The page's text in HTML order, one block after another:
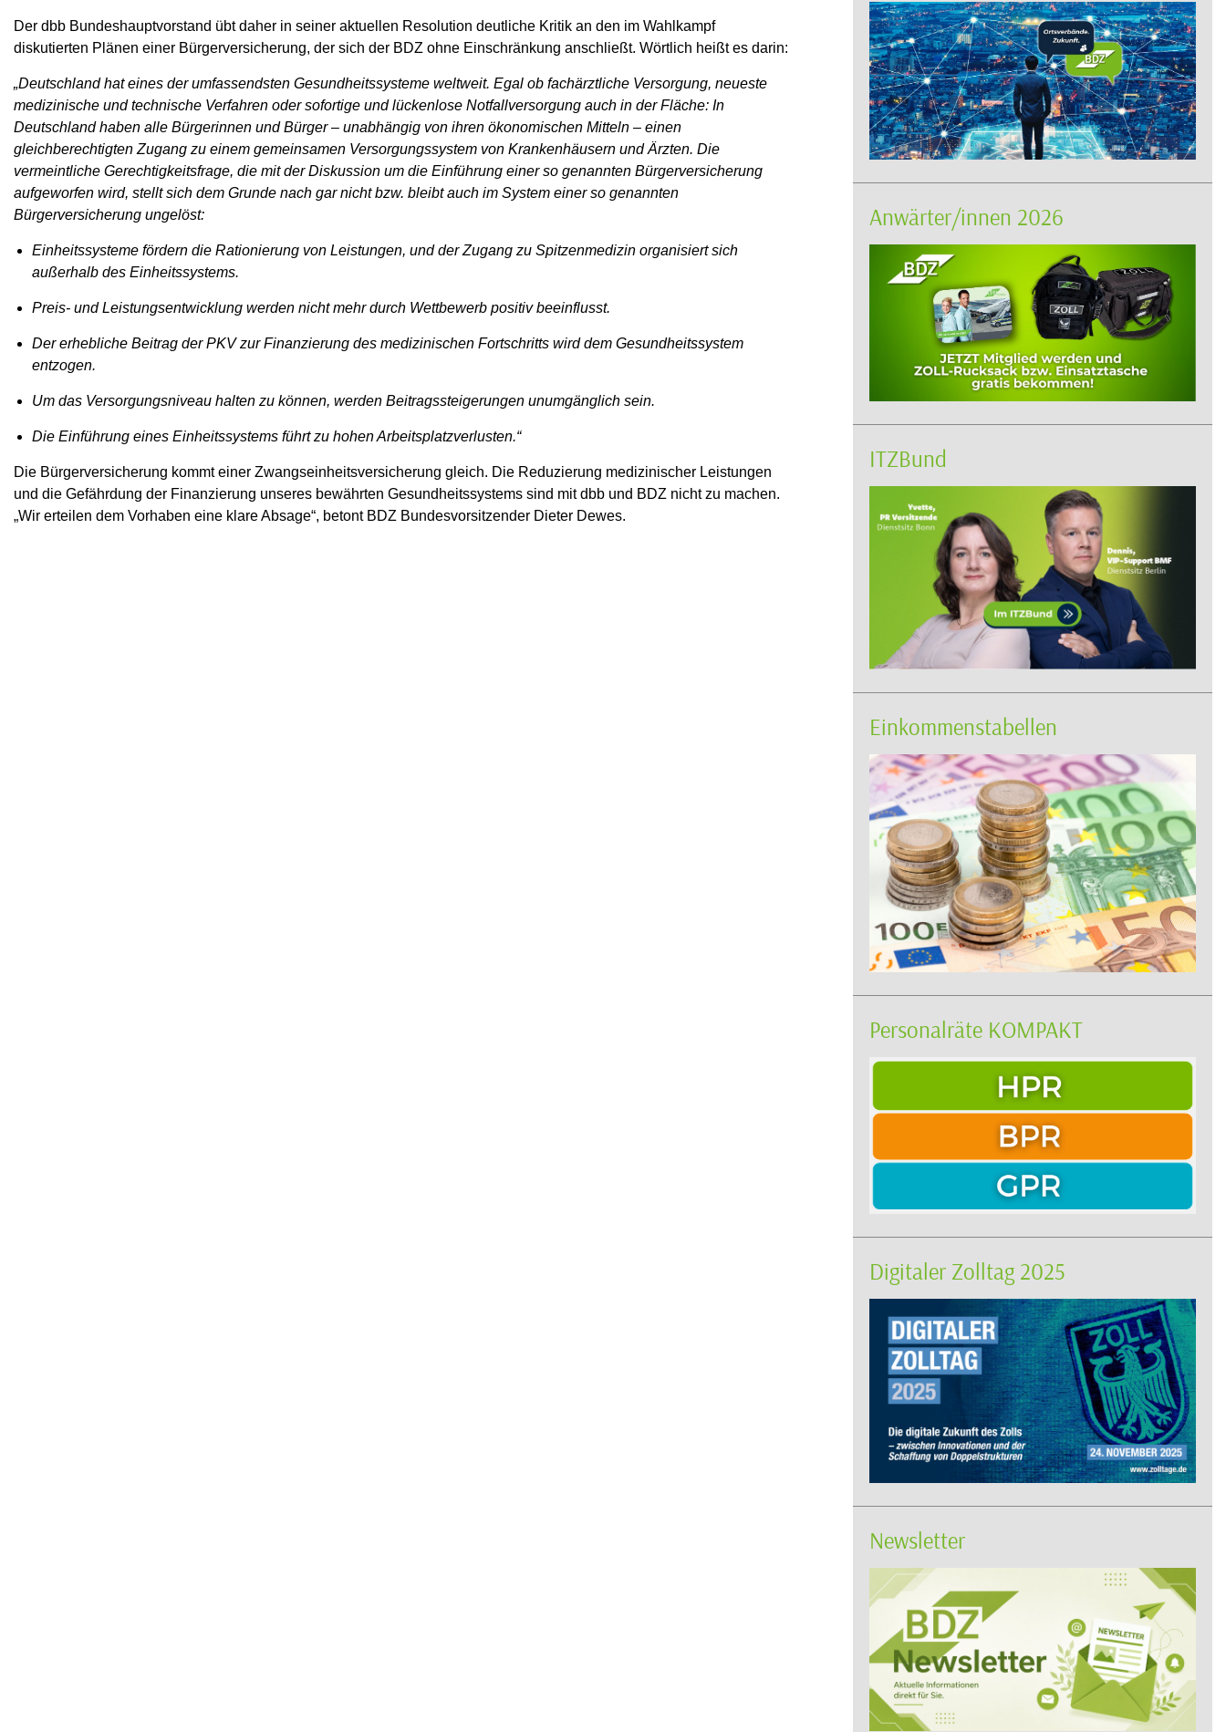
Der dbb Bundeshauptvorstand übt daher in seiner aktuellen Resolution deutliche Kritik an den im Wahlkampf
diskutierten Plänen einer Bürgerversicherung, der sich der BDZ ohne Einschränkung anschließt. Wörtlich heißt es darin:
„Deutschland hat eines der umfassendsten Gesundheitssysteme weltweit. Egal ob fachärztliche Versorgung, neueste
medizinische und technische Verfahren oder sofortige und lückenlose Notfallversorgung auch in der Fläche: In
Deutschland haben alle Bürgerinnen und Bürger – unabhängig von ihren ökonomischen Mitteln – einen
gleichberechtigten Zugang zu einem gemeinsamen Versorgungssystem von Krankenhäusern und Ärzten. Die
vermeintliche Gerechtigkeitsfrage, die mit der Diskussion um die Einführung einer so genannten Bürgerversicherung
aufgeworfen wird, stellt sich dem Grunde nach gar nicht bzw. bleibt auch im System einer so genannten
Bürgerversicherung ungelöst:
Einheitssysteme fördern die Rationierung von Leistungen, und der Zugang zu Spitzenmedizin organisiert sich
außerhalb des Einheitssystems.
Preis- und Leistungsentwicklung werden nicht mehr durch Wettbewerb positiv beeinflusst.
Der erhebliche Beitrag der PKV zur Finanzierung des medizinischen Fortschritts wird dem Gesundheitssystem
entzogen.
Um das Versorgungsniveau halten zu können, werden Beitragssteigerungen unumgänglich sein.
Die Einführung eines Einheitssystems führt zu hohen Arbeitsplatzverlusten.“
Die Bürgerversicherung kommt einer Zwangseinheitsversicherung gleich. Die Reduzierung medizinischer Leistungen
und die Gefährdung der Finanzierung unseres bewährten Gesundheitssystems sind mit dbb und BDZ nicht zu machen.
„Wir erteilen dem Vorhaben eine klare Absage“, betont BDZ Bundesvorsitzender Dieter Dewes.
Anwärter/innen 2026
ITZBund
Einkommenstabellen
Personalräte KOMPAKT
Digitaler Zolltag 2025
Newsletter